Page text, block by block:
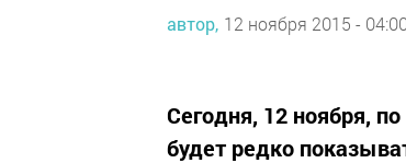
автор, 12 ноября 2015 -
Сегодня, 12 ноября,
будет редко